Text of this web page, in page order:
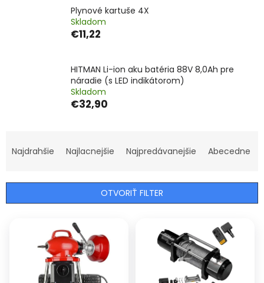
Plynové kartuše 4X
Skladom
€11,22
HITMAN Li-ion aku batéria 88V 8,0Ah pre
náradie (s LED indikátorom)
Skladom
€32,90
a
i
Najdrahšie Najlacnejšie Najpredávanejšie Abecedne
OTVORIŤ FILTER